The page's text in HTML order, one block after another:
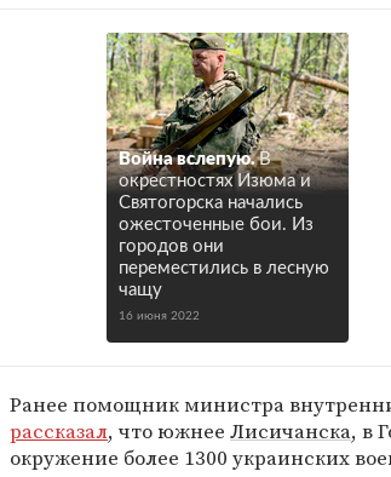
Война вслепую. В
окрестностях Изюма и
Святогорска начались
ожесточенные бои. Из
городов они
переместились в лесную
чащу
16 июня 2022
Ранее помощник министра
рассказал, что южнее Лисичанска, в
окружение более 1300 украинских